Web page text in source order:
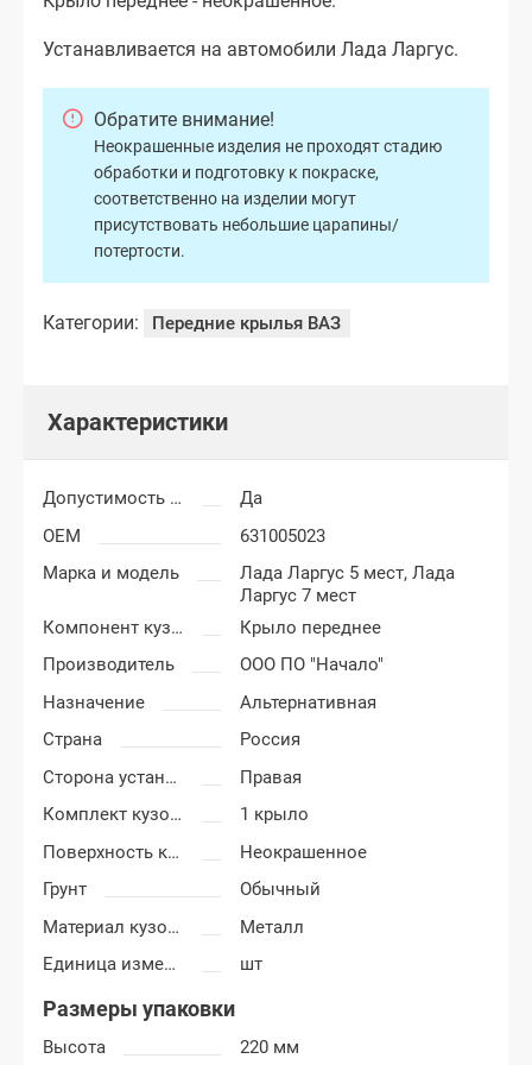
Устанавливается на автомобили Лада Ларгус.
Обратите внимание!
Неокрашенные изделия не проходят стадию
обработки и подготовку к покраске,
соответственно на изделии могут
присутствовать небольшие царапины/
потертости.
Категории: Передние крылья ВАЗ
Характеристики
Допустимость мелких царапин
Да
OEM
631005023
Марка и модель
Лада Ларгус 5 мест,Лада
Ларгус 7 мест
Компонент кузова
Крыло переднее
Производитель
ООО ПО "Начало"
Назначение
Альтернативная
Страна
Россия
Сторона установки
Правая
Комплект кузовных деталей
1 крыло
Поверхность крыла
Неокрашенное
Грунт
Обычный
Материал кузовных деталей
Металл
Единица измерения
шт
Размеры упаковки
Высота 220 мм